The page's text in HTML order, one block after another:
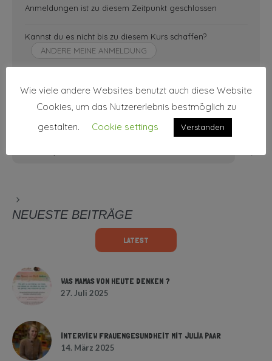
Anmeldungen ist zu diesem Zeitpunkt geschlossen
Kannst du es nicht bis zu diesem Kurs schaffen?
ÄNDERE MEINE ANMELDUNG
NEUESTE BEITRÄGE
LATEST
WAS MAMAS VON HEUTE DENKEN ?
27. Juli 2025
INTERVIEW FRAUENGESUNDHEIT MIT JULIA PAAR
14. März 2025
Wie viele andere Websites benutzt auch diese Website
Cookies, um das Nutzererlebnis bestmöglich zu
gestalten.
Cookie settings Verstanden